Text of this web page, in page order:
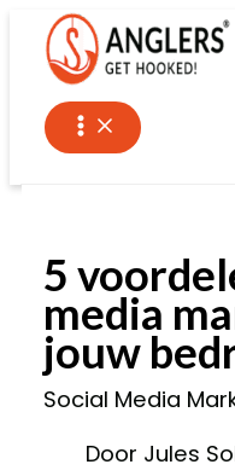
naar
inhoud
5
media
jouw
Social Media
Door Jules